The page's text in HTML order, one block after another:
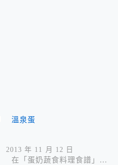
溫泉蛋
2013 年 11 月 12 日
在「蛋奶蔬食料理食譜」中